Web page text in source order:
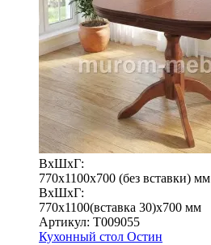
ВхШхГ:
770x1100x700 (без вставки) мм
ВхШхГ:
770x1100(вставка 30)x700 мм
Артикул: Т009055
Кухонный стол Остин